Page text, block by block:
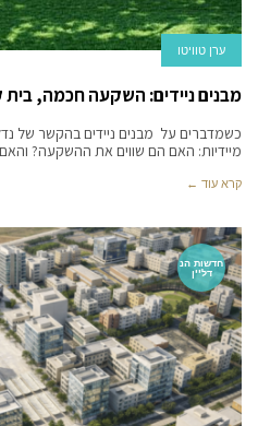
ערן טוויטו
מבנים ניידים: השקעה חכמה, בית
כשמדברים על מבנים ניידים בהקשר של
מיידיות: האם הם שווים את ההשקעה?
קרא עוד ←
חדשות הנ
דל''ן